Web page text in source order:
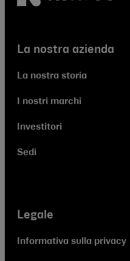
La nostra azienda
La nostra storia
I nostri marchi
Investitori
Sedi
Legale
Informativa sulla privacy